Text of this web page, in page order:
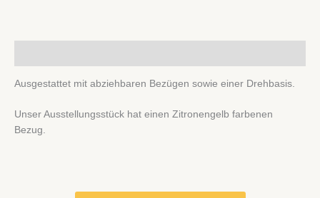
Ausgestattet mit abziehbaren Bezügen sowie einer Drehbasis.
Unser Ausstellungsstück hat einen Zitronengelb farbenen
Bezug.